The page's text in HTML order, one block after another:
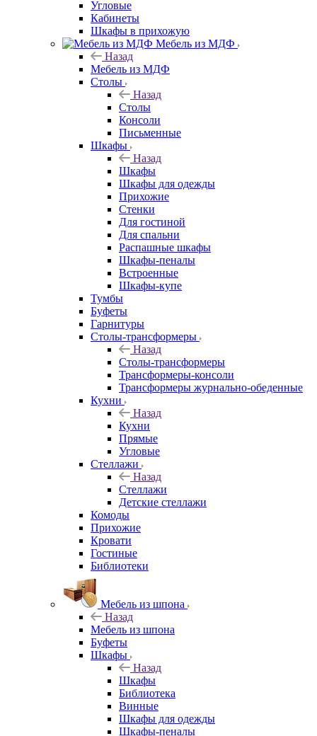
Угловые
Кабинеты
Шкафы в прихожую
Мебель из МДФ
Назад
Мебель из МДФ
Столы
Назад
Столы
Консоли
Письменные
Шкафы
Назад
Шкафы
Шкафы для одежды
Прихожие
Стенки
Для гостиной
Для спальни
Распашные шкафы
Шкафы-пеналы
Встроенные
Шкафы-купе
Тумбы
Буфеты
Гарнитуры
Столы-трансформеры
Назад
Столы-трансформеры
Трансформеры-консоли
Трансформеры журнально-обеденные
Кухни
Назад
Кухни
Прямые
Угловые
Стеллажи
Назад
Стеллажи
Детские стеллажи
Комоды
Прихожие
Кровати
Гостиные
Библиотеки
Мебель из шпона
Назад
Мебель из шпона
Буфеты
Шкафы
Назад
Шкафы
Библиотека
Винные
Шкафы для одежды
Шкафы-пеналы